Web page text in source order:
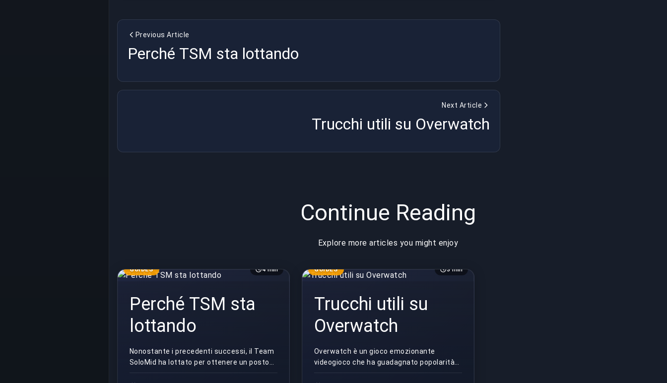
Previous Article
Perché TSM sta lottando
Next Article
Trucchi utili su Overwatch
Continue Reading
Explore more articles you might enjoy
GUIDES 4 min
Perché TSM sta
lottando
Nonostante i precedenti successi, il Team
SoloMid ha lottato per ottenere un posto
per il Campionato del Mondo 2019.
GUIDES 3 min
Trucchi utili su
Overwatch
Overwatch è un gioco emozionante
videogioco che ha guadagnato popolarità
in poco tempo. In pochi mesi, questo gioco